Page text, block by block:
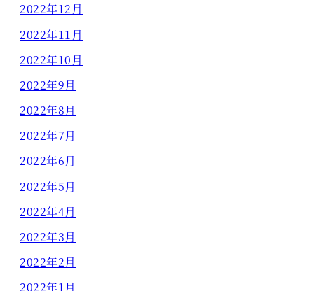
2022年12月
2022年11月
2022年10月
2022年9月
2022年8月
2022年7月
2022年6月
2022年5月
2022年4月
2022年3月
2022年2月
2022年1月